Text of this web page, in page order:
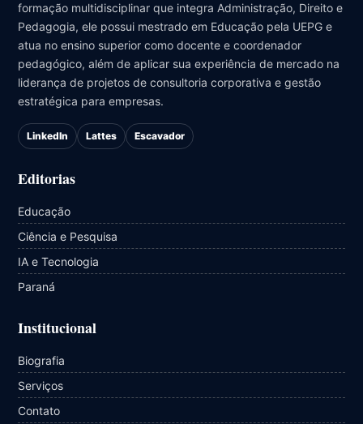
formação multidisciplinar que integra Administração, Direito e
Pedagogia, ele possui mestrado em Educação pela UEPG e
atua no ensino superior como docente e coordenador
pedagógico, além de aplicar sua experiência de mercado na
liderança de projetos de consultoria corporativa e gestão
estratégica para empresas.
LinkedIn Lattes Escavador
Editorias
Educação
Ciência e Pesquisa
IA e Tecnologia
Paraná
Institucional
Biografia
Serviços
Contato